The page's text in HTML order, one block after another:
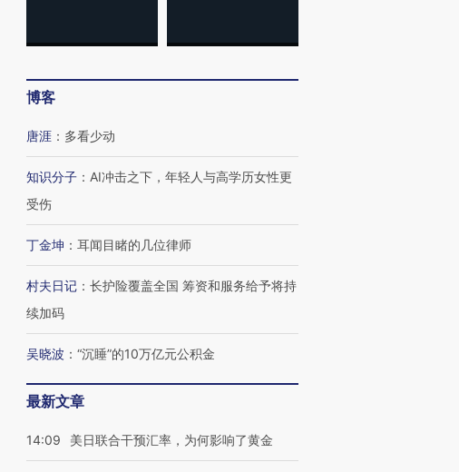
博客
唐涯 ： 多看少动
知识分子 ： AI冲击之下，年轻人与高学历女性更
受伤
丁金坤 ： 耳闻目睹的几位律师
村夫日记 ： 长护险覆盖全国 筹资和服务给予将持
续加码
吴晓波 ： “沉睡”的10万亿元公积金
最新文章
14:09 美日联合干预汇率，为何影响了黄金